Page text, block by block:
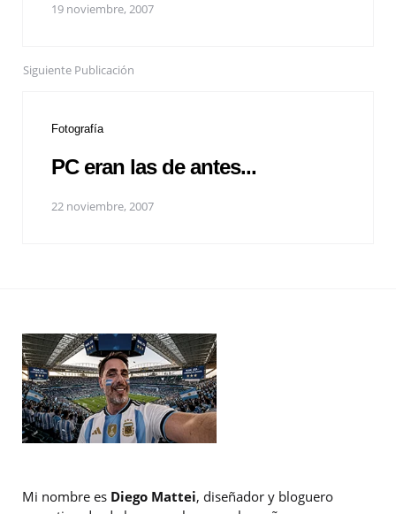
19 noviembre, 2007
Siguiente Publicación
Fotografía
PC eran las de antes...
22 noviembre, 2007
Mi nombre es Diego Mattei, diseñador y bloguero